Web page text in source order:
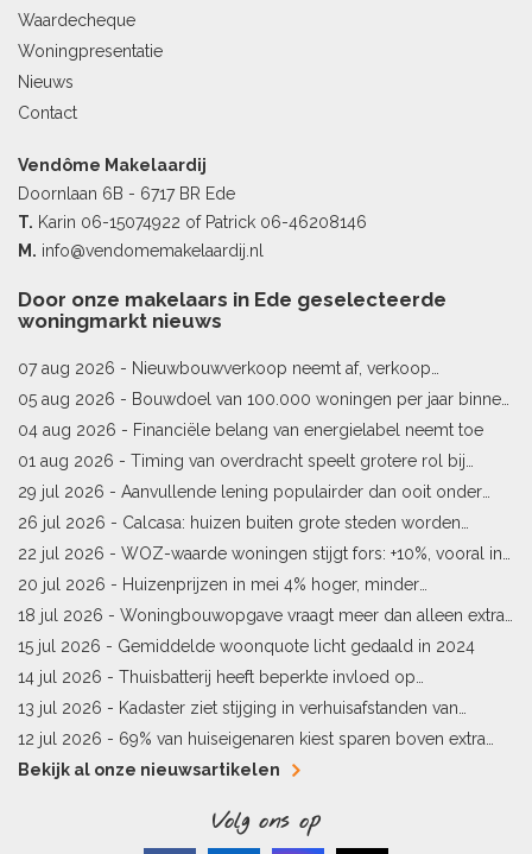
Waardecheque
Woningpresentatie
Nieuws
Contact
Vendôme Makelaardij
Doornlaan 6B - 6717 BR Ede
T. Karin 06-15074922 of Patrick 06-46208146
M. info@vendomemakelaardij.nl
Door onze makelaars in Ede geselecteerde
woningmarkt nieuws
07 aug 2026 - Nieuwbouwverkoop neemt af, verkoop
bestaande woningen stijgt
05 aug 2026 - Bouwdoel van 100.000 woningen per jaar binnen
bereik
04 aug 2026 - Financiële belang van energielabel neemt toe
01 aug 2026 - Timing van overdracht speelt grotere rol bij
woningprijs
29 jul 2026 - Aanvullende lening populairder dan ooit onder
starters
26 jul 2026 - Calcasa: huizen buiten grote steden worden
sneller meer waard
22 jul 2026 - WOZ-waarde woningen stijgt fors: +10%, vooral in
Limburg en Pekela
20 jul 2026 - Huizenprijzen in mei 4% hoger, minder
woningverkopen
18 jul 2026 - Woningbouwopgave vraagt meer dan alleen extra
vergunningen
15 jul 2026 - Gemiddelde woonquote licht gedaald in 2024
14 jul 2026 - Thuisbatterij heeft beperkte invloed op
energielabel
13 jul 2026 - Kadaster ziet stijging in verhuisafstanden van
kopers
12 jul 2026 - 69% van huiseigenaren kiest sparen boven extra
hypotheekaflossing
Bekijk al onze nieuwsartikelen
Volg ons op